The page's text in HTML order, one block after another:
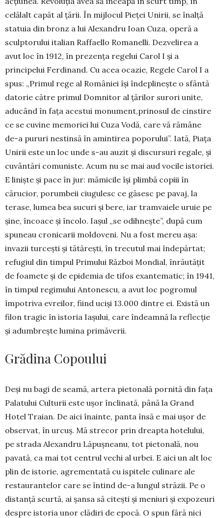
celălalt capăt al țării. În mijlocul Pieței Unirii, se înalță
statuia din bronz a lui Alexandru Ioan Cuza, operă a
sculptorului italian Raffaello Romanelli. Dezvelirea a
avut loc în 1912, în prezența regelui Carol I și a
principelui Ferdinand. Cu acea ocazie, Regele Carol I a
spus: „Primul rege al României își îndeplinește o sfântă
datorie către primul Domnitor al țărilor surori unite,
aducând în fața acestui monument,prinosul de cinstire
ce se cuvine memoriei lui Cuza Vodă, care vă rămâne
de-a pururi nestinsă în amintirea poporului”. Iată, Piața
Unirii este un loc unde s-au auzit și discursuri regale, și
cuvântări comuniste. Acum nu se mai aud vocile istoriei.
E liniște și pace în jur: mămicile își plimbă copiii în
cărucior, porumbeii ciugulesc ce găsesc pe pavaj, la
terase, lumea bea sucuri și bere, iar tramvaiele uruie pe
șine, încoace și încolo. Iașul „se odihnește”, după cum
spuneau cronicarii moldoveni. Nu a fost mereu așa:
invazii turcești și tătărești, în trecutul mai îndepărtat;
refugiul din timpul Primului Război Mondial, înrăutățit
de foamete și de epidemia de tifos exantematic; în 1941,
în timpul regimului Antonescu, a avut loc pogromul
împotriva evreilor, fiind uciși 13.000 dintre ei. Există un
filon tragic în istoria Iașului, care îndeamnă la reflecție
și adumbrește lumina primăverii.
Grădina Copoului
Deși nu bagi de seamă, artera pietonală pornită din fața
Palatului Culturii este ușor înclinată, până la Grand
Hotel Traian. De aici înainte, panta însă e mai ușor de
observat, în urcuș. Mă strecor prin dreapta hotelului,
pe strada Alexandru Lăpușneanu, tot pietonală, nou
pavată, ca mai tot centrul vechi al urbei. E aici un alt loc
plin de istorie, agrementată cu ispitele culinare ale
restaurantelor care se întind de-a lungul străzii. Pe o
distanță scurtă, ai șansa să citești și meniuri și expozeuri
despre istoria unor clădiri de epocă. O spun fără nici